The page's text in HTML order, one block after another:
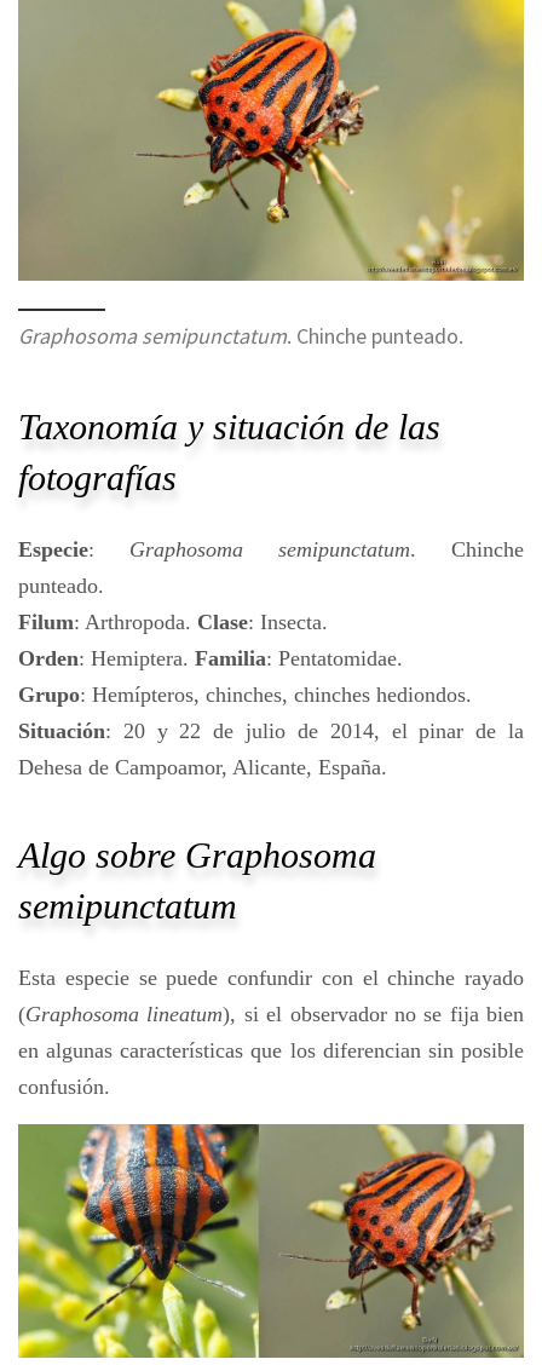
Graphosoma semipunctatum. Chinche punteado.
Taxonomía y situación de las
fotografías
Especie: Graphosoma semipunctatum. Chinche
punteado.
Filum: Arthropoda. Clase: Insecta.
Orden: Hemiptera. Familia: Pentatomidae.
Grupo: Hemípteros, chinches, chinches hediondos.
Situación: 20 y 22 de julio de 2014, el pinar de la
Dehesa de Campoamor, Alicante, España.
Algo sobre Graphosoma
semipunctatum
Esta especie se puede confundir con el chinche rayado
(Graphosoma lineatum), si el observador no se fija bien
en algunas características que los diferencian sin posible
confusión.